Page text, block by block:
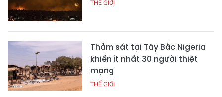
THẾ GIỚI
Thảm sát tại Tây Bắc Nigeria
khiến ít nhất 30 người thiệt
mạng
THẾ GIỚI